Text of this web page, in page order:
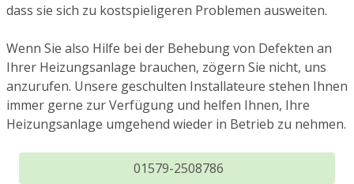
dass sie sich zu kostspieligeren Problemen ausweiten.
Wenn Sie also Hilfe bei der Behebung von Defekten an
Ihrer Heizungsanlage brauchen, zögern Sie nicht, uns
anzurufen. Unsere geschulten Installateure stehen Ihnen
immer gerne zur Verfügung und helfen Ihnen, Ihre
Heizungsanlage umgehend wieder in Betrieb zu nehmen.
01579-2508786